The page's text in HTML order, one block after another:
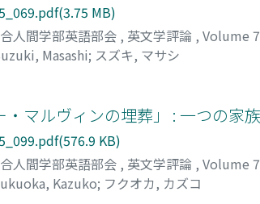
MB)
人間学部英語部会 , 英文学評論 , Volume
Masashi; スズキ, マサシ
・マルヴィンの埋葬」 : 一つの家
KB)
人間学部英語部会 , 英文学評論 , Volume
Kazuko; フクオカ, カズコ